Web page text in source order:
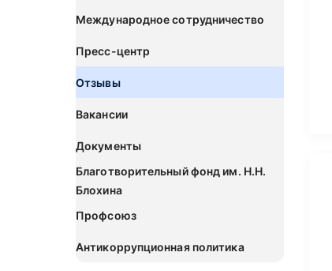
Международное сотрудничество
Пресс-центр
Отзывы
Вакансии
Документы
Благотворительный фонд им. Н.Н.
Блохина
Профсоюз
Антикоррупционная политика